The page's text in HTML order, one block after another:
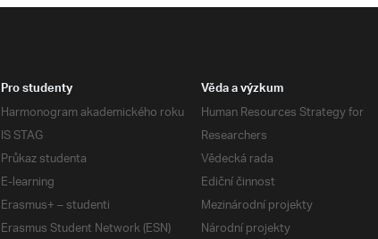
Pro studenty
Harmonogram akademického roku
IS STAG
Průkaz studenta
E-learning
Erasmus+ – studenti
Erasmus Student Network (ESN)
Věda a výzkum
Human Resources Strategy for
Researchers
Vědecká rada
Ediční činnost
Mezinárodní projekty
Národní projekty